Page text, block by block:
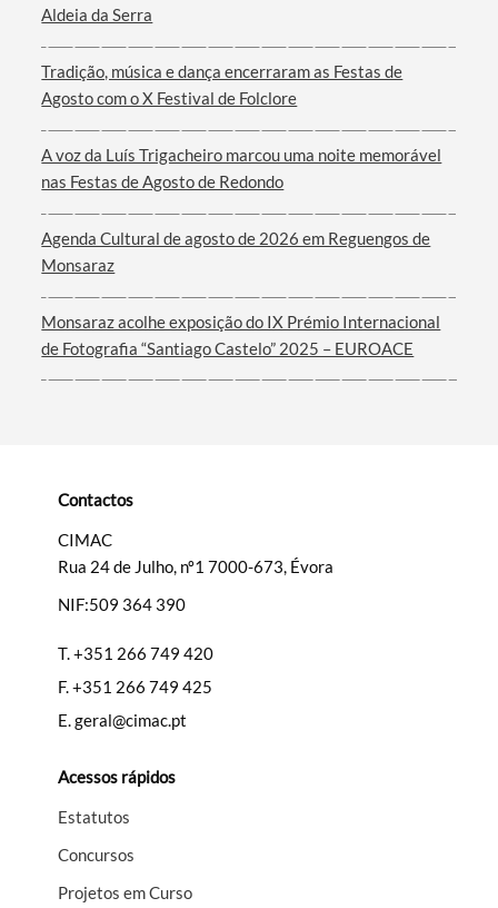
Termo de Pesquisa
Categorias gerais
Aldeia da Serra
Tradição, música e dança encerraram as Festas de
Agosto com o X Festival de Folclore
A voz da Luís Trigacheiro marcou uma noite memorável
nas Festas de Agosto de Redondo
Agenda Cultural de agosto de 2026 em Reguengos de
Monsaraz
Monsaraz acolhe exposição do IX Prémio Internacional
de Fotografia “Santiago Castelo” 2025 – EUROACE
Contactos
CIMAC
Rua 24 de Julho, nº1 7000-673, Évora
NIF:509 364 390
T.+351 266 749 420
F.+351 266 749 425
E.geral@cimac.pt
Acessos rápidos
Estatutos
Concursos
Projetos em Curso